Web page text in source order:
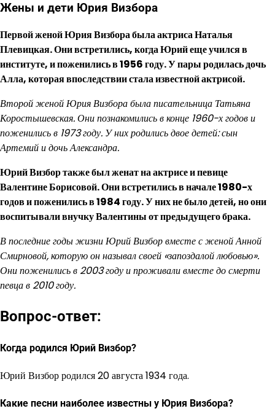
Жены и дети Юрия Визбора
Первой женой Юрия Визбора была актриса Наталья
Плевицкая. Они встретились, когда Юрий еще учился в
институте, и поженились в 1956 году. У пары родилась дочь
Алла, которая впоследствии стала известной актрисой.
Второй женой Юрия Визбора была писательница Татьяна
Коростышевская. Они познакомились в конце 1960-х годов и
поженились в 1973 году. У них родились двое детей: сын
Артемий и дочь Александра.
Юрий Визбор также был женат на актрисе и певице
Валентине Борисовой. Они встретились в начале 1980-х
годов и поженились в 1984 году. У них не было детей, но они
воспитывали внучку Валентины от предыдущего брака.
В последние годы жизни Юрий Визбор вместе с женой Анной
Смирновой, которую он называл своей «запоздалой любовью».
Они поженились в 2003 году и проживали вместе до смерти
певца в 2010 году.
Вопрос-ответ:
Когда родился Юрий Визбор?
Юрий Визбор родился 20 августа 1934 года.
Какие песни наиболее известны у Юрия Визбора?